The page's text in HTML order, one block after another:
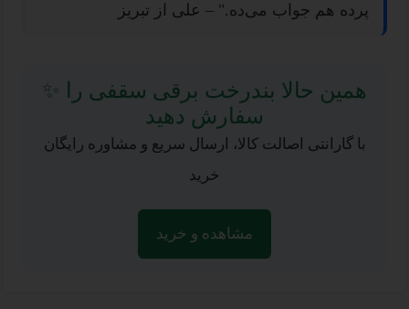
پرده هم جواب می‌ده." – علی از تبریز
✨ همین حالا بندرخت برقی سقفی را
سفارش دهید
با گارانتی اصالت کالا، ارسال سریع و مشاوره رایگان
خرید
مشاهده و خرید